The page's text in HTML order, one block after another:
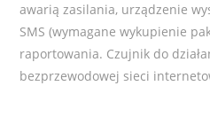
awarią zasilania, urządzenie
SMS (wymagane wykupienie
raportowania. Czujnik do
bezprzewodowej sieci